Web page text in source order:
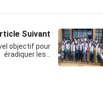
Suivant
objectif pour
éradiquer les…